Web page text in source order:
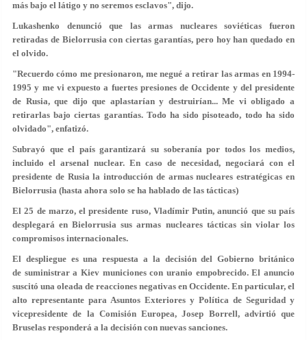
más bajo el látigo y no seremos esclavos", dijo.
Lukashenko denunció que las armas nucleares soviéticas fueron
retiradas de Bielorrusia con ciertas garantías, pero hoy han quedado en
el olvido.
"Recuerdo cómo me presionaron, me negué a retirar las armas en 1994-
1995 y me vi expuesto a fuertes presiones de Occidente y del presidente
de Rusia, que dijo que aplastarían y destruirían... Me vi obligado a
retirarlas bajo ciertas garantías. Todo ha sido pisoteado, todo ha sido
olvidado", enfatizó.
Subrayó que el país garantizará su soberanía por todos los medios,
incluido el arsenal nuclear. En caso de necesidad, negociará con el
presidente de Rusia la introducción de armas nucleares estratégicas en
Bielorrusia (hasta ahora solo se ha hablado de las tácticas)
El 25 de marzo, el presidente ruso, Vladímir Putin, anunció que su país
desplegará en Bielorrusia sus armas nucleares tácticas sin violar los
compromisos internacionales.
El despliegue es una respuesta a la decisión del Gobierno británico
de suministrar a Kiev municiones con uranio empobrecido. El anuncio
suscitó una oleada de reacciones negativas en Occidente. En particular, el
alto representante para Asuntos Exteriores y Política de Seguridad y
vicepresidente de la Comisión Europea, Josep Borrell, advirtió que
Bruselas responderá a la decisión con nuevas sanciones.